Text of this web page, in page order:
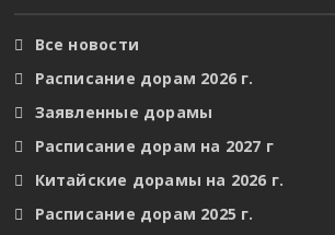
Все новости
Расписание дорам 2026 г.
Заявленные дорамы
Расписание дорам на 2027 г
Китайские дорамы на 2026 г.
Расписание дорам 2025 г.